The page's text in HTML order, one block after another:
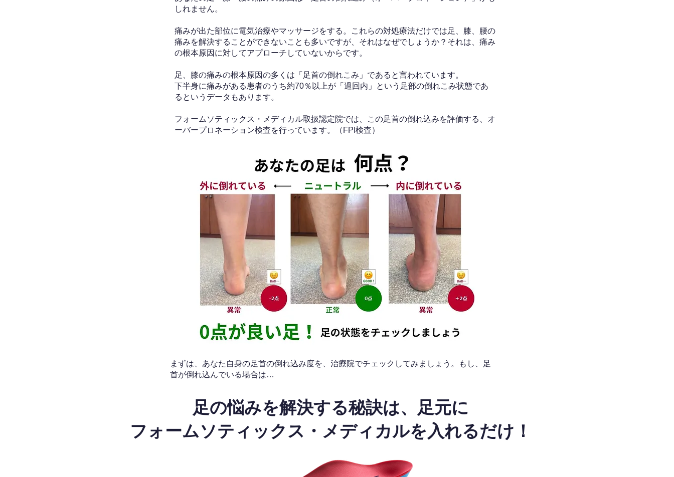
しれません。
痛みが出た部位に電気治療やマッサージをする。これらの対処療法だけでは足、膝、腰の
痛みを解決することができないことも多いですが、それはなぜでしょうか？それは、痛み
の根本原因に対してアプローチしていないからです。
足、膝の痛みの根本原因の多くは「足首の倒れこみ」であると言われています。
下半身に痛みがある患者のうち約70％以上が「過回内」という足部の倒れこみ状態であ
るというデータもあります。
フォームソティックス・メディカル取扱認定院では、この足首の倒れ込みを評価する、オ
ーバープロネーション検査を行っています。（FPI検査）​
​まずは、あなた自身の足首の倒れ込み度を、治療院でチェックしてみましょう。もし、足
首が倒れ込んでいる場合は…
足の悩みを解決する秘訣は、足元に
フォームソティックス・メディカルを入れるだけ！